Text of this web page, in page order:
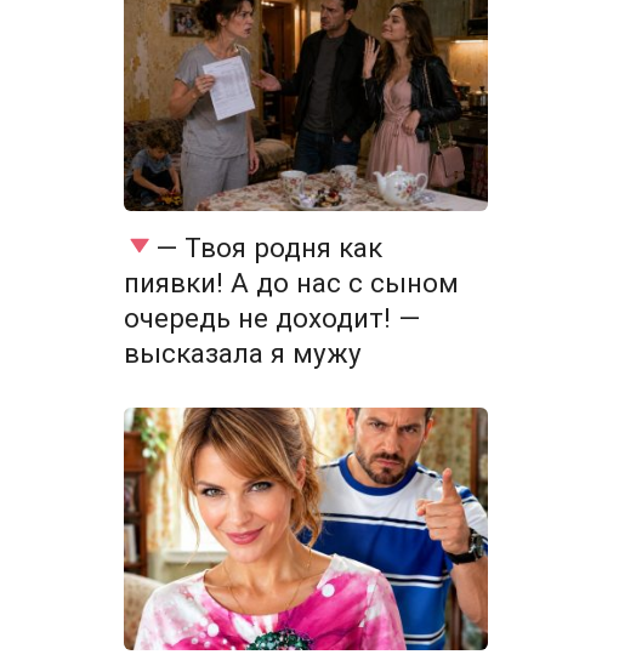
— Твоя родня как
пиявки! А до нас с сыном
очередь не доходит! —
высказала я мужу